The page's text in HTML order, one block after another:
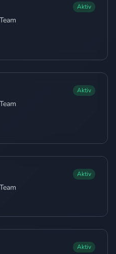
Aktiv
Aktiv
Aktiv
Aktiv